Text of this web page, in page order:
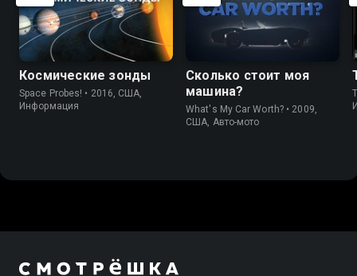
Космические зонды
Space Probes! • 2016, США,
Информация
Сколько стоит моя
машина?
What's My Car Worth? • 2009,
США, Авто-мото